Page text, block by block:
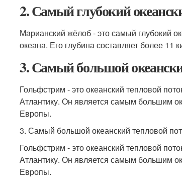
2. Самый глубокий
Марианский жёлоб - это самый глубокий
океана. Его глубина составляет более 11
3. Самый большой
Гольфстрим - это океанский тепловой
Атлантику. Он является самым большим
Европы.
3. Самый большой океанский тепловой
Гольфстрим - это океанский тепловой
Атлантику. Он является самым большим
Европы.